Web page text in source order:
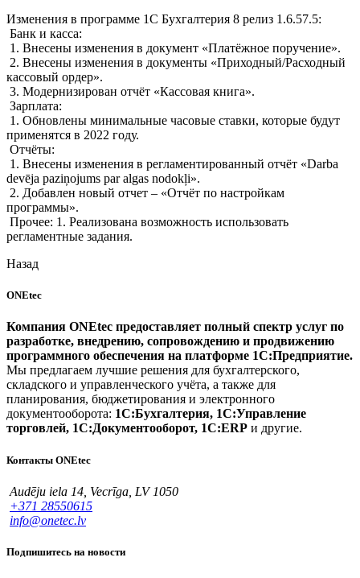
Изменения в программе 1С Бухгалтерия 8 релиз 1.6.57.5:
Банк и касса:
1. Внесены изменения в документ «Платёжное поручение».
2. Внесены изменения в документы «Приходный/Расходный
кассовый ордер».
3. Модернизирован отчёт «Кассовая книга».
Зарплата:
1. Обновлены минимальные часовые ставки, которые будут
применятся в 2022 году.
Отчёты:
1. Внесены изменения в регламентированный отчёт «Darba
devēja paziņojums par algas nodokļi».
2. Добавлен новый отчет – «Отчёт по настройкам
программы».
Прочее: 1. Реализована возможность использовать
регламентные задания.
Назад
ONEtec
Компания ONEtec предоставляет полный спектр услуг по
разработке, внедрению, сопровождению и продвижению
программного обеспечения на платформе 1С:Предприятие.
Мы предлагаем лучшие решения для бухгалтерского,
складского и управленческого учёта, а также для
планирования, бюджетирования и электронного
документооборота: 1С:Бухгалтерия, 1С:Управление
торговлей, 1С:Документооборот, 1С:ERP и другие.
Контакты ONEtec
Audēju iela 14, Vecrīga, LV 1050
+371 28550615
info@onetec.lv
Подпишитесь на новости